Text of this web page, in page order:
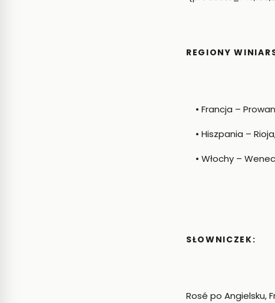
REGIONY
• Francja –
• Hiszpania –
• Włochy –
SŁOWNICZEK:
Rosé po Angielsku,